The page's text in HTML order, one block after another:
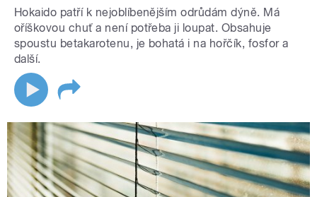
Hokaido patří k nejoblíbenějším odrůdám dýně. Má
oříškovou chuť a není potřeba ji loupat. Obsahuje
spoustu betakarotenu, je bohatá i na hořčík, fosfor a
další.